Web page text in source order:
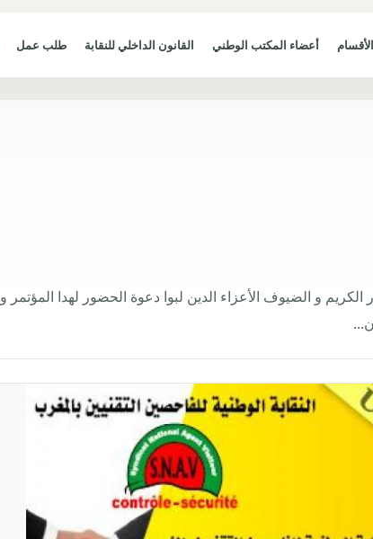
الأقسام أعضاء المكتب الوطني القانون الداخلي للنقابة طلب عمل
و الضيوف الأعزاء الدين لبوا دعوة الحضور لهدا المؤتمر و